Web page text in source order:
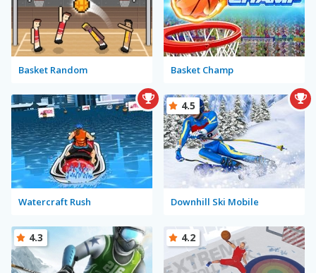
Basket Random Basket Champ
Watercraft Rush Downhill Ski Mobile
4.5
4.3 4.2